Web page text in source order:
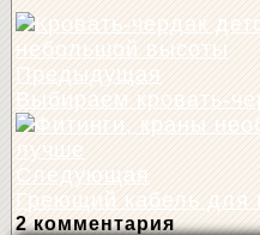
Предыдущая
Выбираем кровать-
Следующая
Греющий кабель для
2 комментария